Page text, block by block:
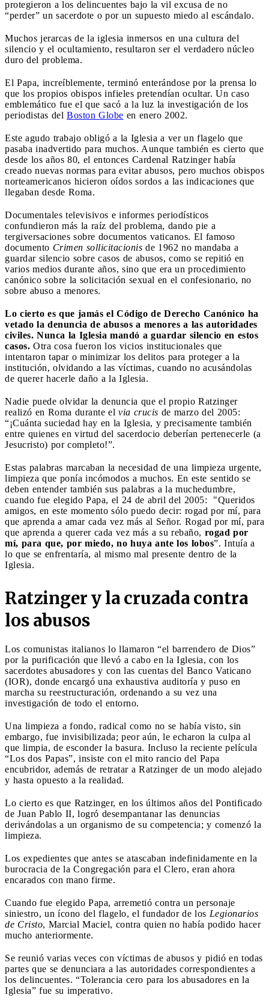
protegieron a los delincuentes bajo la vil excusa de no
“perder” un sacerdote o por un supuesto miedo al escándalo.
Muchos jerarcas de la iglesia inmersos en una cultura del
silencio y el ocultamiento, resultaron ser el verdadero núcleo
duro del problema.
El Papa, increíblemente, terminó enterándose por la prensa lo
que los propios obispos infieles pretendían ocultar. Un caso
emblemático fue el que sacó a la luz la investigación de los
periodistas del Boston Globe en enero 2002.
Este agudo trabajo obligó a la Iglesia a ver un flagelo que
pasaba inadvertido para muchos. Aunque también es cierto que
desde los años 80, el entonces Cardenal Ratzinger había
creado nuevas normas para evitar abusos, pero muchos obispos
norteamericanos hicieron oídos sordos a las indicaciones que
llegaban desde Roma.
Documentales televisivos e informes periodísticos
confundieron más la raíz del problema, dando pie a
tergiversaciones sobre documentos vaticanos. El famoso
documento Crimen sollicitacionis de 1962 no mandaba a
guardar silencio sobre casos de abusos, como se repitió en
varios medios durante años, sino que era un procedimiento
canónico sobre la solicitación sexual en el confesionario, no
sobre abuso a menores.
Lo cierto es que jamás el Código de Derecho Canónico ha
vetado la denuncia de abusos a menores a las autoridades
civiles. Nunca la Iglesia mandó a guardar silencio en estos
casos. Otra cosa fueron los vicios institucionales que
intentaron tapar o minimizar los delitos para proteger a la
institución, olvidando a las víctimas, cuando no acusándolas
de querer hacerle daño a la Iglesia.
Nadie puede olvidar la denuncia que el propio Ratzinger
realizó en Roma durante el via crucis de marzo del 2005:
“¡Cuánta suciedad hay en la Iglesia, y precisamente también
entre quienes en virtud del sacerdocio deberían pertenecerle (a
Jesucristo) por completo!”.
Estas palabras marcaban la necesidad de una limpieza urgente,
limpieza que ponía incómodos a muchos. En este sentido se
deben entender también sus palabras a la muchedumbre,
cuando fue elegido Papa, el 24 de abril del 2005: "Queridos
amigos, en este momento sólo puedo decir: rogad por mí, para
que aprenda a amar cada vez más al Señor. Rogad por mí, para
que aprenda a querer cada vez más a su rebaño, rogad por
mí, para que, por miedo, no huya ante los lobos”. Intuía a
lo que se enfrentaría, al mismo mal presente dentro de la
Iglesia.
Ratzinger y la cruzada contra
los abusos
Los comunistas italianos lo llamaron “el barrendero de Dios”
por la purificación que llevó a cabo en la Iglesia, con los
sacerdotes abusadores y con las cuentas del Banco Vaticano
(IOR), donde encargó una exhaustiva auditoría y puso en
marcha su reestructuración, ordenando a su vez una
investigación de todo el entorno.
Una limpieza a fondo, radical como no se había visto, sin
embargo, fue invisibilizada; peor aún, le echaron la culpa al
que limpia, de esconder la basura. Incluso la reciente película
“Los dos Papas”, insiste con el mito rancio del Papa
encubridor, además de retratar a Ratzinger de un modo alejado
y hasta opuesto a la realidad.
Lo cierto es que Ratzinger, en los últimos años del Pontificado
de Juan Pablo II, logró desempantanar las denuncias
derivándolas a un organismo de su competencia; y comenzó la
limpieza.
Los expedientes que antes se atascaban indefinidamente en la
burocracia de la Congregación para el Clero, eran ahora
encarados con mano firme.
Cuando fue elegido Papa, arremetió contra un personaje
siniestro, un ícono del flagelo, el fundador de los Legionarios
de Cristo, Marcial Maciel, contra quien no había podido hacer
mucho anteriormente.
Se reunió varias veces con víctimas de abusos y pidió en todas
partes que se denunciara a las autoridades correspondientes a
los delincuentes. “Tolerancia cero para los abusadores en la
Iglesia” fue su imperativo.